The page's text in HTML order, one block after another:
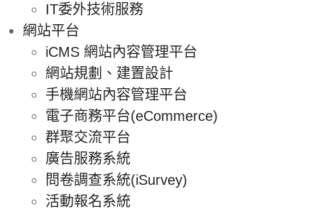
IT委外技術服務
網站平台
iCMS 網站內容管理平台
網站規劃、建置設計
手機網站內容管理平台
電子商務平台(eCommerce)
群聚交流平台
廣告服務系統
問卷調查系統(iSurvey)
活動報名系統